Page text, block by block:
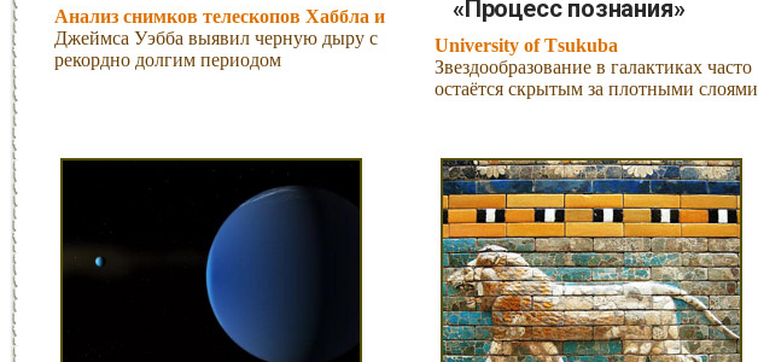
Анализ снимков телескопов Хаббла и
Джеймса Уэбба выявил черную дыру с
рекордно долгим периодом
«Процесс познания»
University of Tsukuba
Звездообразование в галактиках часто
остаётся скрытым за плотными слоями